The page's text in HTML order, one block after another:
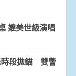
媲美世級演唱
時段拋錨 雙警